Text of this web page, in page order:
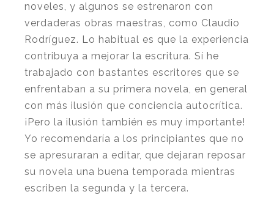
noveles, y algunos se estrenaron con
verdaderas obras maestras, como Claudio
Rodríguez. Lo habitual es que la experiencia
contribuya a mejorar la escritura. Sí he
trabajado con bastantes escritores que se
enfrentaban a su primera novela, en general
con más ilusión que conciencia autocrítica.
¡Pero la ilusión también es muy importante!
Yo recomendaría a los principiantes que no
se apresuraran a editar, que dejaran reposar
su novela una buena temporada mientras
escriben la segunda y la tercera.